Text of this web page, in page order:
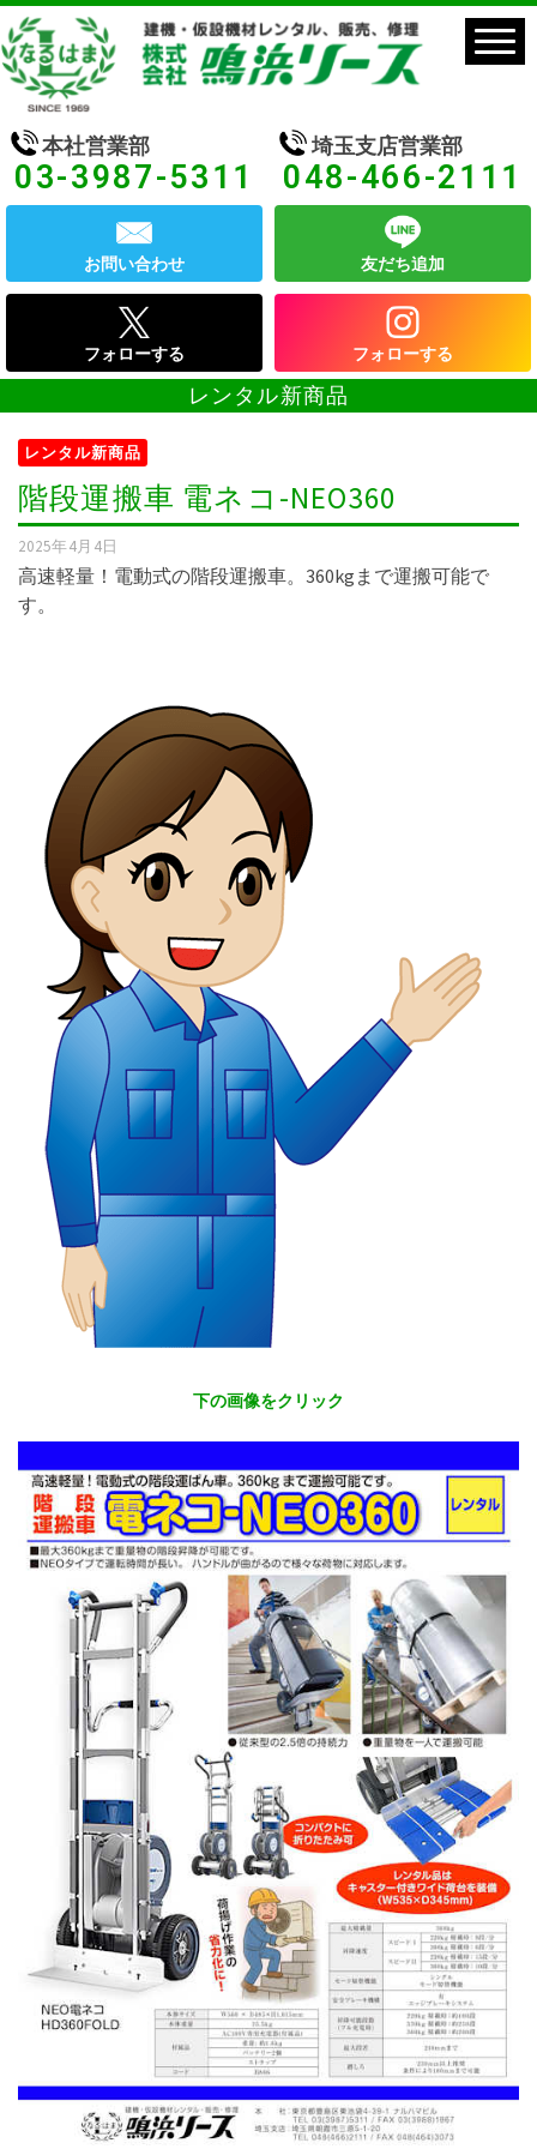
本社営業部
03-3987-5311
埼玉支店営業部
048-466-2111
お問い合わせ 友だち追加
フォローする フォローする
レンタル新商品
レンタル新商品
階段運搬車 電ネコ-NEO360
2025年4月4日
高速軽量！電動式の階段運搬車。360kgまで運搬可能で
す。
下の画像をクリック